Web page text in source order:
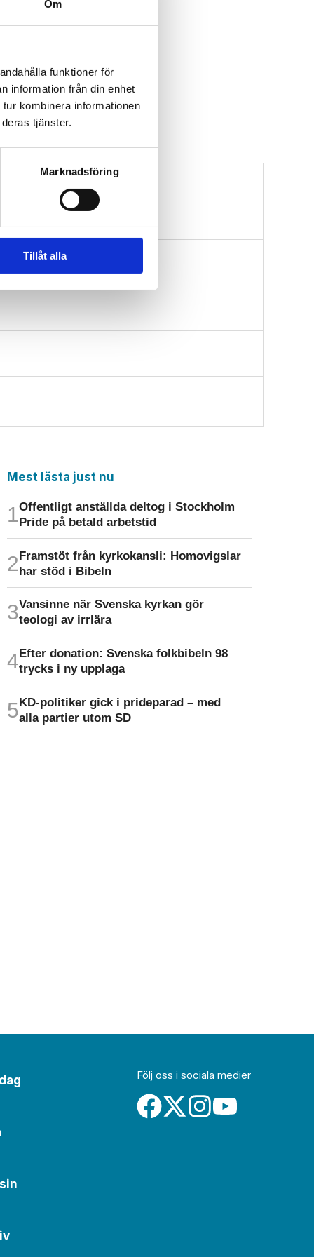
Om
funktioner för
information från din enhet
kombinera informationen
tjänster.
Marknadsföring
Tillåt alla
Mest lästa just nu
Offentligt anställda deltog i Stockholm
Pride på betald arbetstid
Framstöt från kyrkokansli: Homo­vigslar
har stöd i Bibeln
Vansinne när Svenska kyrkan gör
teologi av irrlära
Efter donation: Svenska folkbibeln 98
trycks i ny upplaga
KD-politiker gick i prideparad – med
alla partier utom SD
Följ oss i sociala medier